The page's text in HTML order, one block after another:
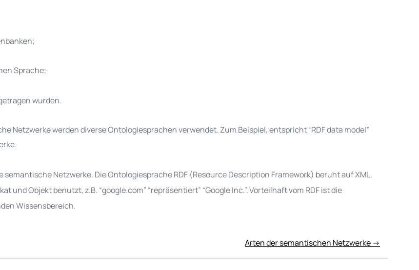
Sprache; ;
wurden.
Netzwerke werden diverse Ontologiesprachen verwendet. Zum Beispiel, entspricht “RDF data model”
.
semantische Netzwerke. Die Ontologiesprache RDF (Resource Description Framework) beruht auf XML.
und Objekt benutzt, z.B. “google.com” “repräsentiert” “Google Inc.”.Vorteilhaft vom RDF ist die
Wissensbereich.
Arten der semantischen Netzwerke →